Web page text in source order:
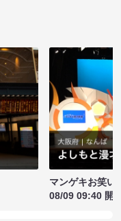
マンゲキお笑い
08/09 09:40 開